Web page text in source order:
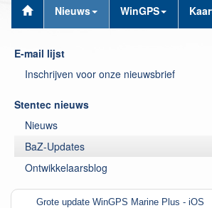
Nieuws WinGPS
E-mail lijst
Inschrijven voor onze nieuwsbrief
Stentec nieuws
Nieuws
BaZ-Updates
Ontwikkelaarsblog
Grote update WinGPS Marine Plus - iOS